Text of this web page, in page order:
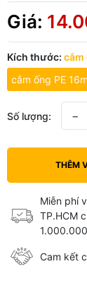
Giá:
Kích thước: cắm
cắm ống PE
Số lượng: −
THÊM
Miễn phí
TP.HCM
Cam kết